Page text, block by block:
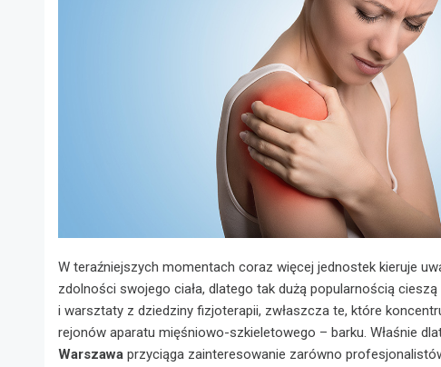
W teraźniejszych momentach coraz więcej jednostek kieruje
zdolności swojego ciała, dlatego tak dużą popularnością
i warsztaty z dziedziny fizjoterapii, zwłaszcza te, które
rejonów aparatu mięśniowo-szkieletowego – barku. Właśnie
Warszawa przyciąga zainteresowanie zarówno